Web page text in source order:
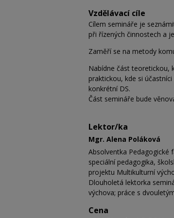
Vzdělávací cíle
Cílem semináře je
při řízených činnostech a
Zaměří se na metody
Nabídne část teoretickou,
praktickou, kde si
konkrétní DS.
Část semináře bude
Lektor/ka
Mgr. Alena Poláková
Absolventka Pedagogické
speciální pedagogika,
projektu Multikulturní
Dlouholetá lektorka
výchova; práce s
Cena